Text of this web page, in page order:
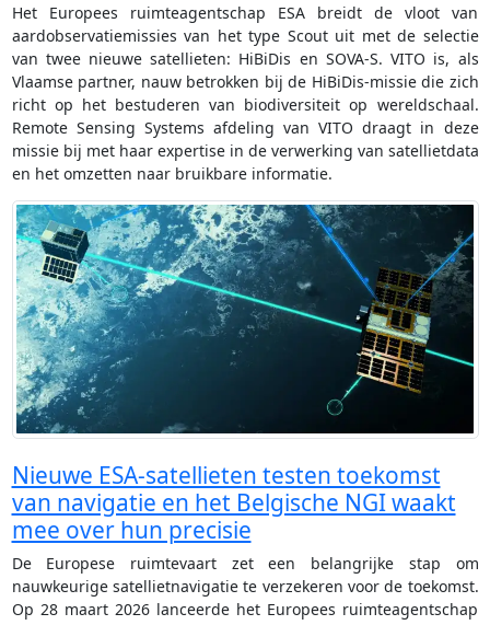
Het Europees ruimteagentschap ESA breidt de vloot van
aardobservatiemissies van het type Scout uit met de selectie
van twee nieuwe satellieten: HiBiDis en SOVA-S. VITO is, als
Vlaamse partner, nauw betrokken bij de HiBiDis-missie die zich
richt op het bestuderen van biodiversiteit op wereldschaal.
Remote Sensing Systems afdeling van VITO draagt in deze
missie bij met haar expertise in de verwerking van satellietdata
en het omzetten naar bruikbare informatie.
Nieuwe ESA-satellieten testen toekomst
van navigatie en het Belgische NGI waakt
mee over hun precisie
De Europese ruimtevaart zet een belangrijke stap om
nauwkeurige satellietnavigatie te verzekeren voor de toekomst.
Op 28 maart 2026 lanceerde het Europees ruimteagentschap